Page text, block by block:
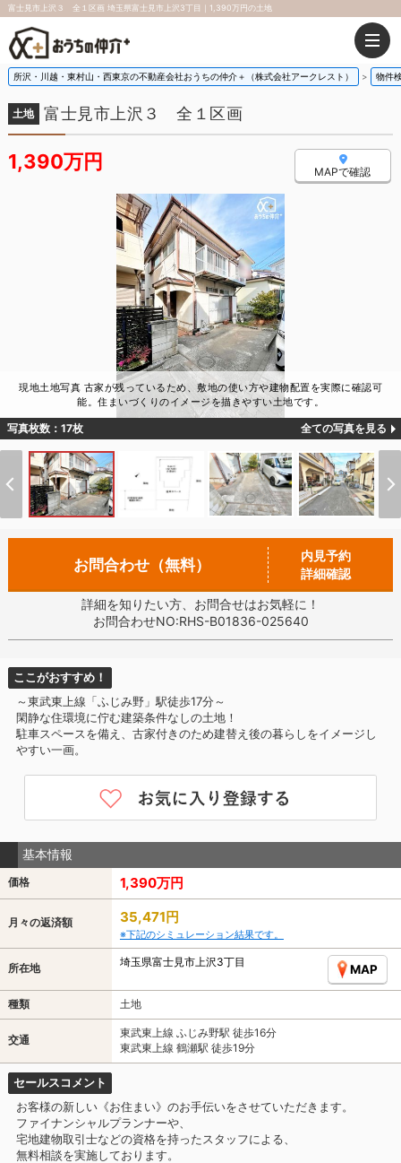
富士見市上沢３ 全１区画 埼玉県富士見市上沢3丁目｜1,390万円の土地
所沢・川越・東村山・西東京の不動産会社おうちの仲介＋（株式会社アークレスト） 物件
土地 富士見市上沢３ 全１区画
1,390万円 MAPで確認
現地土地写真 古家が残っているため、敷地の使い方や建物配置を実際に確認可
能。住まいづくりのイメージを描きやすい土地です。
写真枚数：17枚 全ての写真を見る
お問合わせ（無料）
内見予約
詳細確認
詳細を知りたい方、お問合せはお気軽に！
お問合わせNO:RHS-B01836-025640
ここがおすすめ！
～東武東上線「ふじみ野」駅徒歩17分～
閑静な住環境に佇む建築条件なしの土地！
駐車スペースを備え、古家付きのため建替え後の暮らしをイメージし
やすい一画。
基本情報
価格 1,390万円
月々の返済額 35,471円
※下記のシミュレーション結果です。
所在地 埼玉県富士見市上沢3丁目
MAP
種類 土地
交通
東武東上線 ふじみ野駅 徒歩16分
東武東上線 鶴瀬駅 徒歩19分
セールスコメント
お客様の新しい《お住まい》のお手伝いをさせていただきます。
ファイナンシャルプランナーや、
宅地建物取引士などの資格を持ったスタッフによる、
無料相談を実施しております。